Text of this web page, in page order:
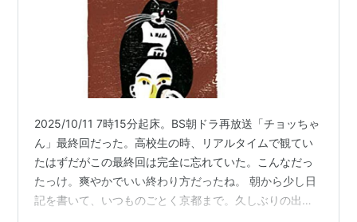
2025/10/11 7時15分起床。BS朝ドラ再放送「チョッちゃ
ん」最終回だった。高校生の時、リアルタイムで観てい
たはずだがこの最終回は完全に忘れていた。こんなだっ
たっけ。爽やかでいい終わり方だったね。 朝から少し日
記を書いて、いつものごとく京都まで。久しぶりの出町